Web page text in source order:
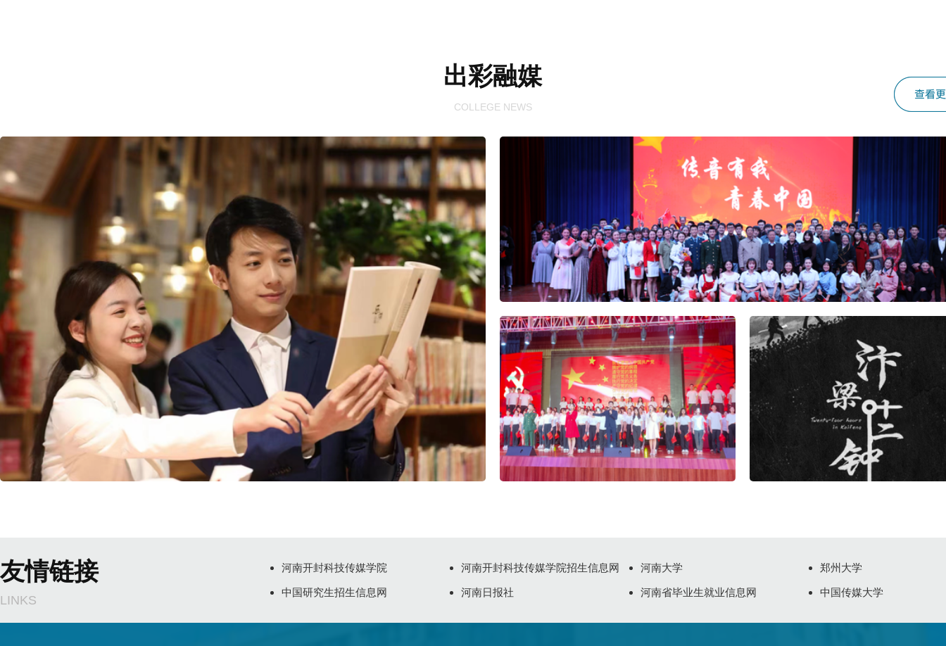
出彩融媒
COLLEGE NEWS
友情链接
LINKS
河南开封科技传媒学院 河南开封科技传媒学院招生信息网 河南大学 郑州大学
中国研究生招生信息网 河南日报社 河南省毕业生就业信息网 中国传媒大学